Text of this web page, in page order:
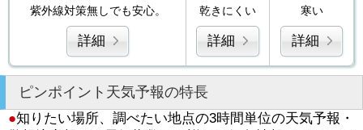
紫外線対策無しでも安心。
詳細
乾きにくい
詳細
寒い
詳細
ピンポイント天気予報の特長
●知りたい場所、調べたい地点の3時間単位の天気予報・